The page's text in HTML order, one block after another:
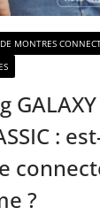
MONTRES
GALAXY
:
?